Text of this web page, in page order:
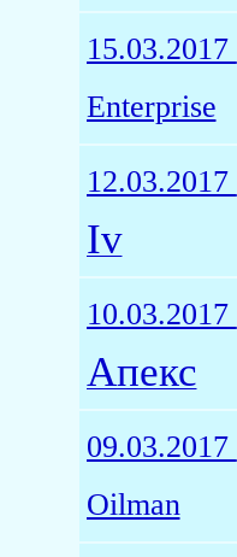
15.03.2017
Enterprise
12.03.2017
Iv
10.03.2017
Апекс
09.03.2017
Oilman